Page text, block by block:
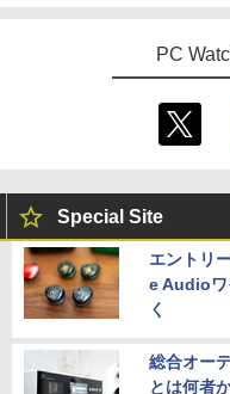
PC
Special Site
エントリ
e Audioワ
く
総合オー
とは何者